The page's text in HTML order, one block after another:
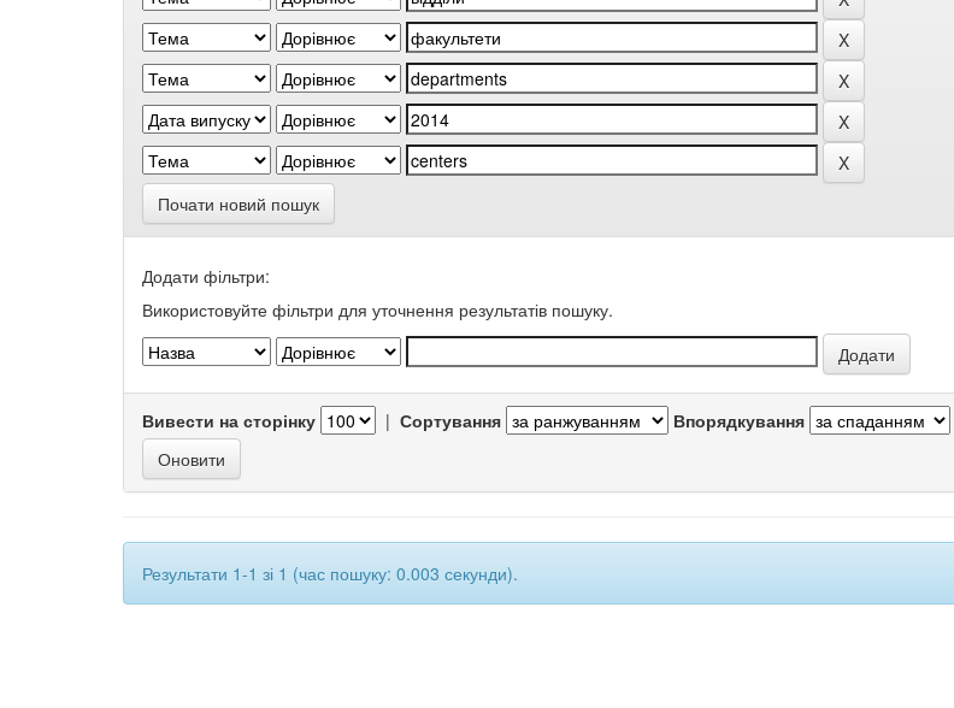
Почати новий пошук
Додати фільтри:
Використовуйте фільтри для уточнення результатів пошуку.
Вивести на сторінку | Сортування Впорядкування
Результати 1-1 зі 1 (час пошуку: 0.003 секунди).